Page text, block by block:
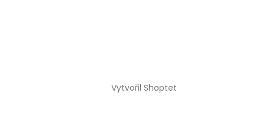
Vytvořil Shoptet